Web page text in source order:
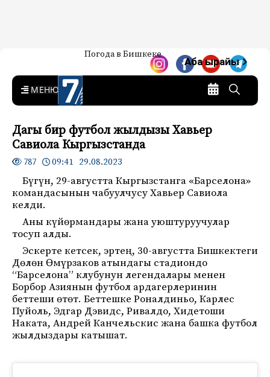
7-канал. Жаңылыктар —
Кыргызстан
Жаңылыктар — Кыргызстан
Погода в Бишкеке
Аба ырайы
MENU
Дагы бир футбол жылдызы Хавьер
Савиола Кыргызстанда
787 09:41 29.08.2023
Бүгүн, 29-августта Кыргызстанга «Барселона»
командасынын чабуулчусу Хавьер Савиола
келди.
Аны күйөрмандары жана уюштуруучулар
тосуп алды.
Эскерте кетсек, эртең, 30-августта Бишкектеги
Дөлөн Өмүрзаков атындагы стадиондо
“Барселона” клубунун легендалары менен
Борбор Азиянын футбол ардагерлеринин
беттеши өтөт. Беттешке Роналдиньо, Карлес
Пуйоль, Эдгар Дэвидс, Ривалдо, Хидетоши
Наката, Андрей Канчельскис жана башка футбол
жылдыздары катышат.